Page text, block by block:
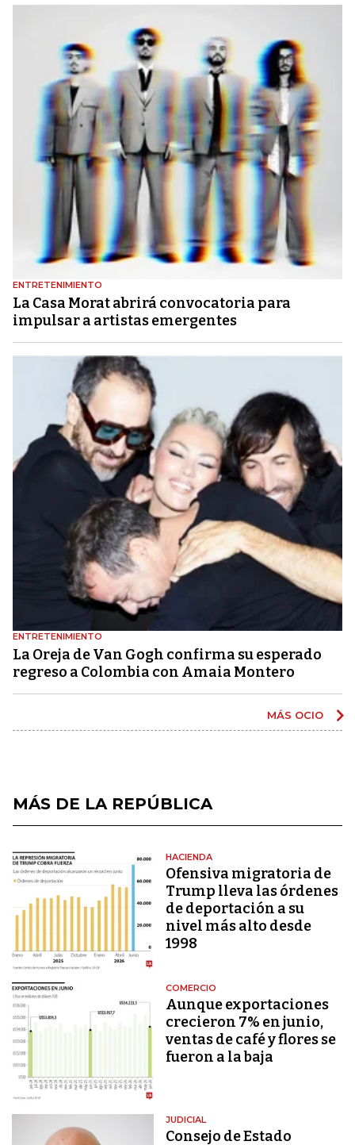
ENTRETENIMIENTO
La Casa Morat abrirá convocatoria para
impulsar a artistas emergentes
ENTRETENIMIENTO
La Oreja de Van Gogh confirma su esperado
regreso a Colombia con Amaia Montero
MÁS OCIO
MÁS DE LA REPÚBLICA
HACIENDA
Ofensiva migratoria de
Trump lleva las órdenes
de deportación a su
nivel más alto desde
1998
COMERCIO
Aunque exportaciones
crecieron 7% en junio,
ventas de café y flores se
fueron a la baja
JUDICIAL
Consejo de Estado